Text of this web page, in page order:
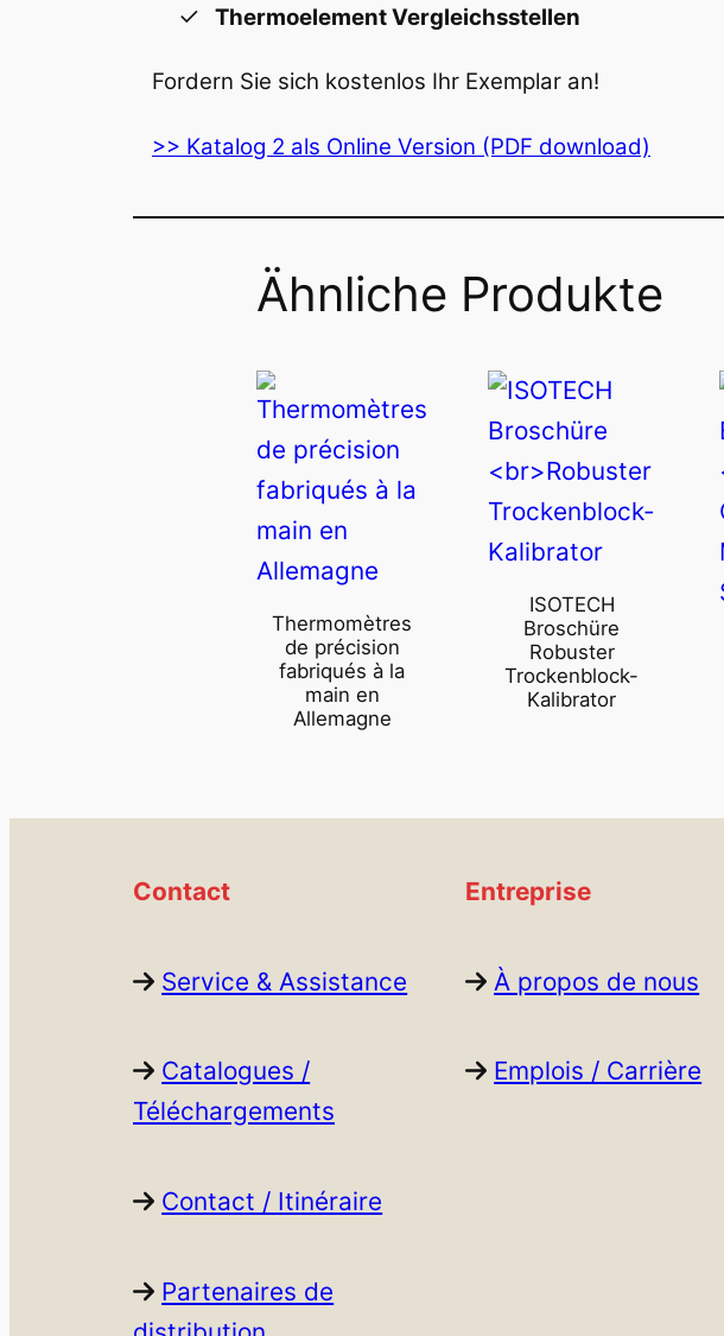
Thermoelement Vergleichsstellen
Fordern Sie sich kostenlos Ihr Exemplar an!
>> Katalog 2 als Online Version (PDF download)
Ähnliche Produkte
Thermomètres
de précision
fabriqués à la
main en
Allemagne
ISOTECH
Broschüre
Robuster
Trockenblock-
Kalibrator
Contact
Service & Assistance
Catalogues /
Téléchargements
Contact / Itinéraire
Partenaires de
Entreprise
À propos de nous
Emplois / Carrière